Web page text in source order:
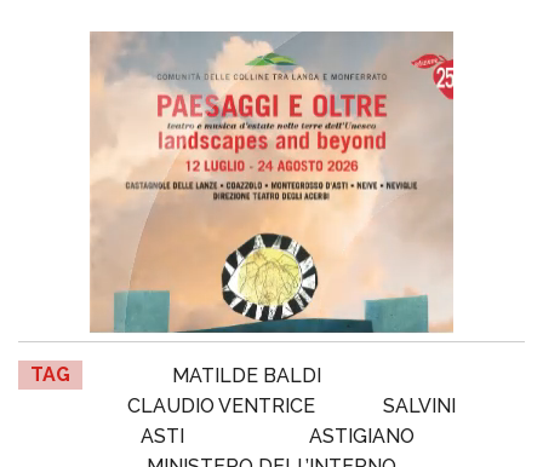
TAG
MATILDE BALDI
CLAUDIO VENTRICE
SALVINI
ASTI
ASTIGIANO